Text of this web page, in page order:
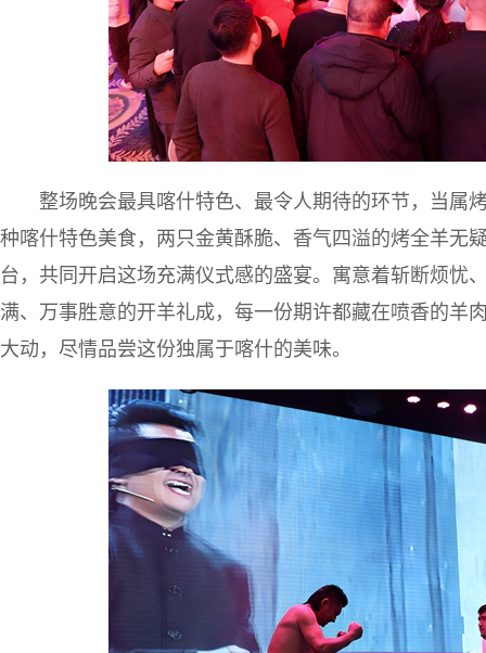
整场晚会最具喀什特色、最令人期待的环节，当属
种喀什特色美食，两只金黄酥脆、香气四溢的烤全羊无
台，共同开启这场充满仪式感的盛宴。寓意着斩断烦忧
满、万事胜意的开羊礼成，每一份期许都藏在喷香的羊
大动，尽情品尝这份独属于喀什的美味。